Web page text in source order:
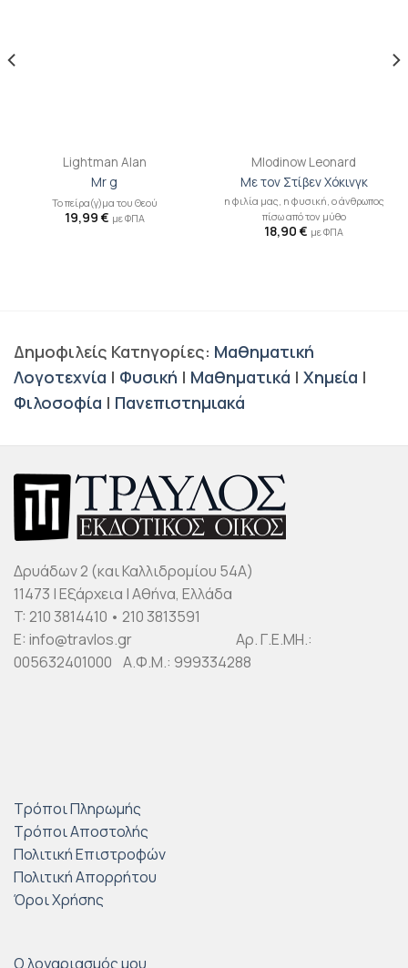
Lightman Alan
Mr g
Το πείρα(γ)μα του Θεού
19,99 € με ΦΠΑ
Mlodinow Leonard
Με τον Στίβεν Χόκινγκ
η φιλία μας, η φυσική, ο άνθρωπος
πίσω από τον μύθο
18,90 € με ΦΠΑ
Δημοφιλείς Κατηγορίες: Μαθηματική
Λογοτεχνία | Φυσική | Μαθηματικά | Χημεία |
Φιλοσοφία | Πανεπιστημιακά
Δρυάδων 2 (και Καλλιδρομίου 54Α)
11473 | Εξάρχεια | Αθήνα, Ελλάδα
T: 210 3814410 • 210 3813591
E: info@travlos.gr Αρ. Γ.Ε.ΜΗ.:
005632401000 Α.Φ.Μ.: 999334288
Τρόποι Πληρωμής
Τρόποι Αποστολής
Πολιτική Επιστροφών
Πολιτική Απορρήτου
Όροι Χρήσης
Ο λογαριασμός μου